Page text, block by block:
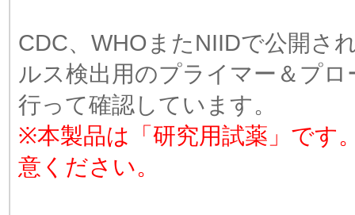
CDC、WHOまたNIIDで公開さ
ルス検出用のプライマー＆プ
行って確認しています。
※本製品は「研究用試薬」です
意ください。